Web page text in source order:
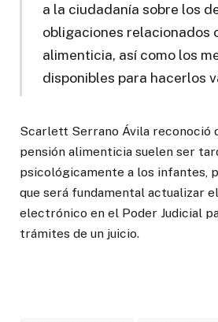
a la ciudadanía sobre los
obligaciones relacionados
alimenticia, así como los
disponibles para hacerlos
Scarlett Serrano Ávila reconoció
pensión alimenticia suelen ser
psicológicamente a los infantes,
que será fundamental actualizar
electrónico en el Poder Judicial
trámites de un juicio.